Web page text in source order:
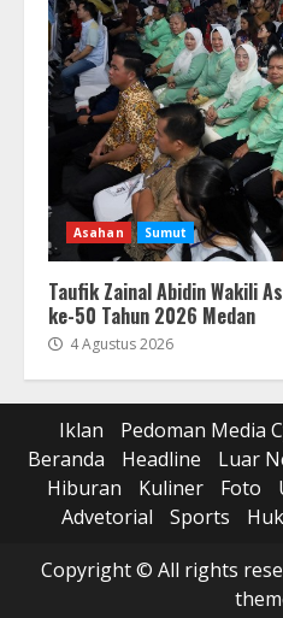
Asahan Sumut
Taufik Zainal Abidin Wakili
ke-50 Tahun 2026 Medan
4 Agustus 2026
Iklan Pedoman Media
Beranda
Headline Luar
Hiburan
Kuliner Foto
Advetorial
Sports
Copyright © All rights